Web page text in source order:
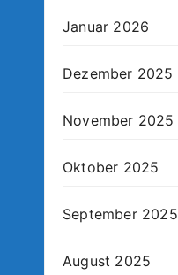
Januar 2026
Dezember 2025
November 2025
Oktober 2025
September 2025
August 2025